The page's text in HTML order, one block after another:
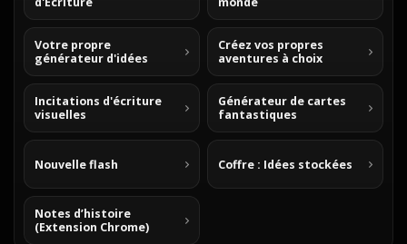
Votre propre
générateur d'idées
Créez vos propres
aventures à choix
Incitations d'écriture
visuelles
Générateur de cartes
fantastiques
Nouvelle flash Coffre : Idées stockées
Notes d’histoire
(Extension Chrome)